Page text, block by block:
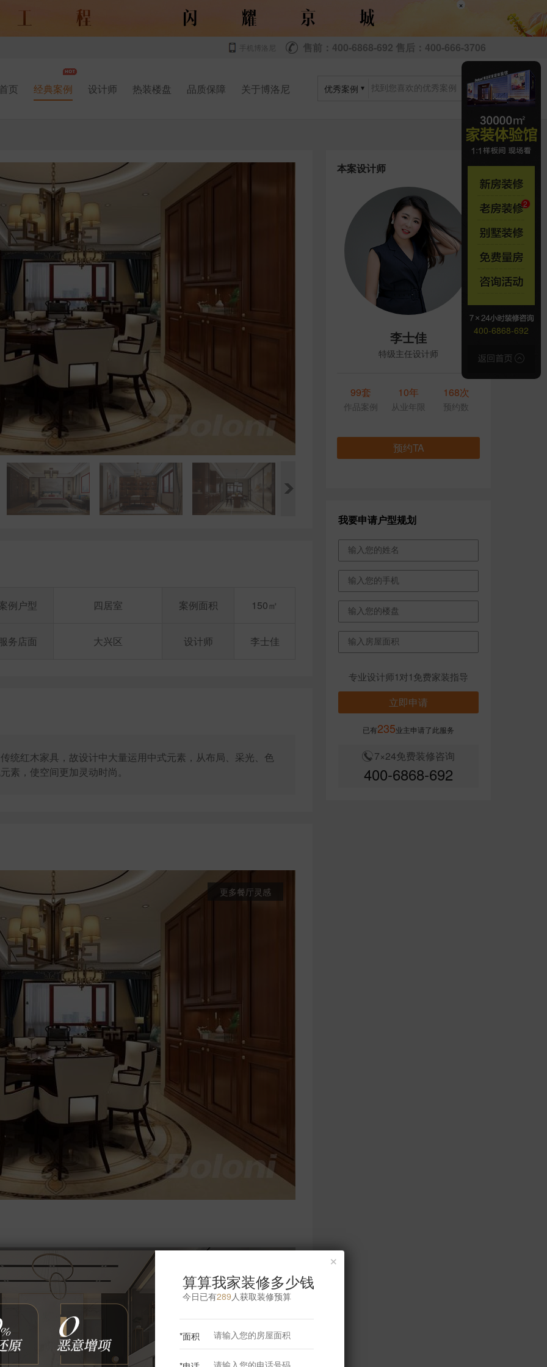
×
手机博洛尼 售前：400-6868-692 售后：400-666-3706
页 经典案例 设计师 热装楼盘 品质保障 关于博洛尼 优秀案例
点击浏览下一张
例户型
务店面
四居室
大兴区
案例面积
设计师
150㎡
李士佳
统红木家具，故设计中大量运用中式元素，从布局、采光、色
素，使空间更加灵动时尚。
更多餐厅灵感
本案设计师
李士佳
特级主任设计师
168次
预约数
10年
从业年限
99套
作品案例
预约TA
我要申请户型规划
专业设计师1对1免费家装指导
立即申请
已有235业主申请了此服务
7×24免费装修咨询
400-6868-692
400-6868-692
×
算算我家装修多少钱
今日已有289 人获取装修预算
*面积